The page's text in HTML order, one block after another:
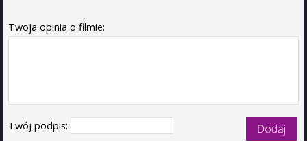
Twoja opinia o filmie:
Twój podpis: